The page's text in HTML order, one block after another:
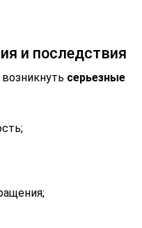
и последствия
серьезные